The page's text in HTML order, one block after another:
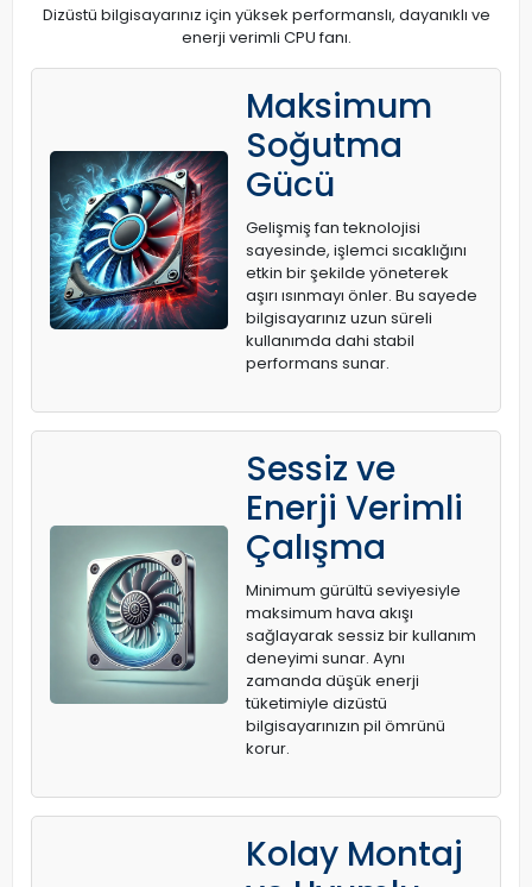
Dizüstü bilgisayarınız için yüksek performanslı, dayanıklı ve
enerji verimli CPU fanı.
Maksimum
Soğutma
Gücü
Gelişmiş fan teknolojisi
sayesinde, işlemci sıcaklığını
etkin bir şekilde yöneterek
aşırı ısınmayı önler. Bu sayede
bilgisayarınız uzun süreli
kullanımda dahi stabil
performans sunar.
Sessiz ve
Enerji Verimli
Çalışma
Minimum gürültü seviyesiyle
maksimum hava akışı
sağlayarak sessiz bir kullanım
deneyimi sunar. Aynı
zamanda düşük enerji
tüketimiyle dizüstü
bilgisayarınızın pil ömrünü
korur.
Kolay Montaj